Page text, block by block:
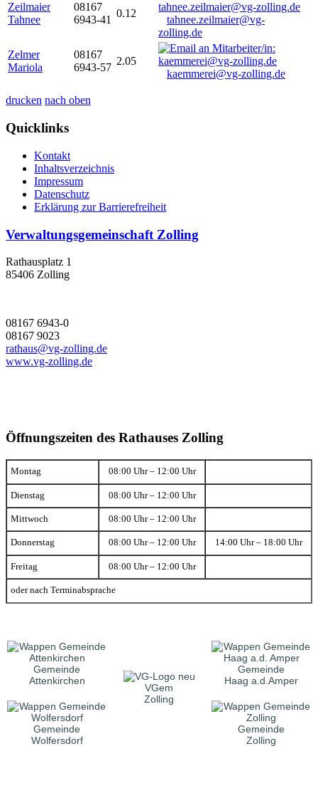
Zeilmaier
Tahnee
08167
6943-41
0.12
tahnee.zeilmaier@vg-
zolling.de
Zelmer
Mariola
08167
6943-57
2.05
kaemmerei@vg-zolling.de
drucken nach oben
Quicklinks
Kontakt
Inhaltsverzeichnis
Impressum
Datenschutz
Erklärung zur Barrierefreiheit
Verwaltungsgemeinschaft Zolling
Rathausplatz 1
85406 Zolling
08167 6943-0
08167 9023
rathaus@vg-zolling.de
www.vg-zolling.de
Öffnungszeiten des Rathauses Zolling
Montag 08:00 Uhr – 12:00 Uhr
Dienstag 08:00 Uhr – 12:00 Uhr
Mittwoch 08:00 Uhr – 12:00 Uhr
Donnerstag 08:00 Uhr – 12:00 Uhr 14:00 Uhr – 18:00 Uhr
Freitag 08:00 Uhr – 12:00 Uhr
oder nach Terminabsprache
Gemeinde
Attenkirchen
VGem
Zolling
Gemeinde
Haag a.d.Amper
Gemeinde
Wolfersdorf
Gemeinde
Zolling